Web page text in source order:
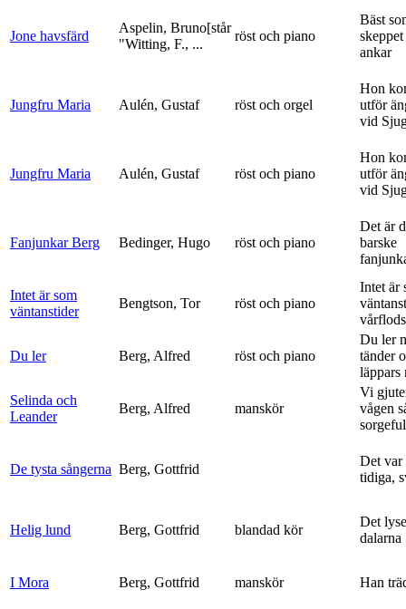
Jone havsfärd
Aspelin, Bruno[står
"Witting, F., ...
röst och piano
Bäst
ankar
Jungfru Maria Aulén, Gustaf röst och orgel
Hon
utför
vid
Jungfru Maria Aulén, Gustaf röst och piano
Hon
utför
vid
Fanjunkar Berg Bedinger, Hugo röst och piano
Det är
barske
Intet är som
väntanstider
Bengtson, Tor röst och piano
Intet är
Du ler Berg, Alfred röst och piano
Du ler
tänder
läppars
Selinda och
Leander
Berg, Alfred manskör
Vi
vågen
De tysta sångerna Berg, Gottfrid
Det var
tidiga,
Helig lund Berg, Gottfrid blandad kör
Det
dalarna
I Mora Berg, Gottfrid manskör Han